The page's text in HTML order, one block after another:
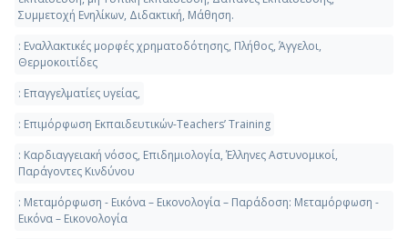
Συμμετοχή Ενηλίκων, Διδακτική, Μάθηση.
: Εναλλακτικές μορφές χρηματοδότησης, Πλήθος, Άγγελοι,
Θερμοκοιτίδες
: Επαγγελματίες υγείας,
: Επιμόρφωση Εκπαιδευτικών-Teachers’ Training
: Καρδιαγγειακή νόσος, Επιδημιολογία, Έλληνες Αστυνομικοί,
Παράγοντες Κινδύνου
: Μεταμόρφωση - Εικόνα – Εικονολογία – Παράδοση: Μεταμόρφωση -
Εικόνα – Εικονολογία